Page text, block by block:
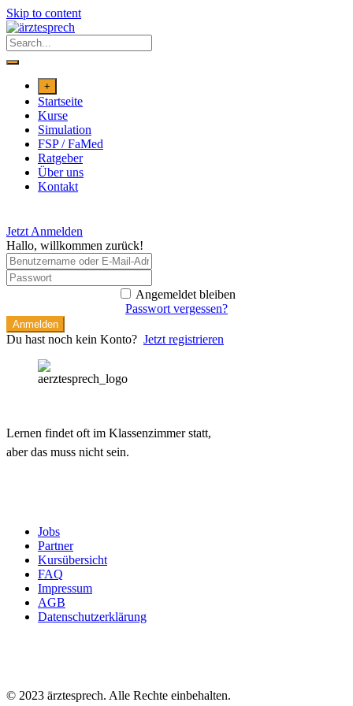
Skip to content
+
Startseite
Kurse
Simulation
FSP / FaMed
Ratgeber
Über uns
Kontakt
Jetzt Anmelden
Hallo, willkommen zurück!
Angemeldet bleiben
Passwort vergessen?
Anmelden
Du hast noch kein Konto? Jetzt registrieren
Lernen findet oft im Klassenzimmer statt,
aber das muss nicht sein.
Jobs
Partner
Kursübersicht
FAQ
Impressum
AGB
Datenschutzerklärung
© 2023 ärztesprech. Alle Rechte einbehalten.